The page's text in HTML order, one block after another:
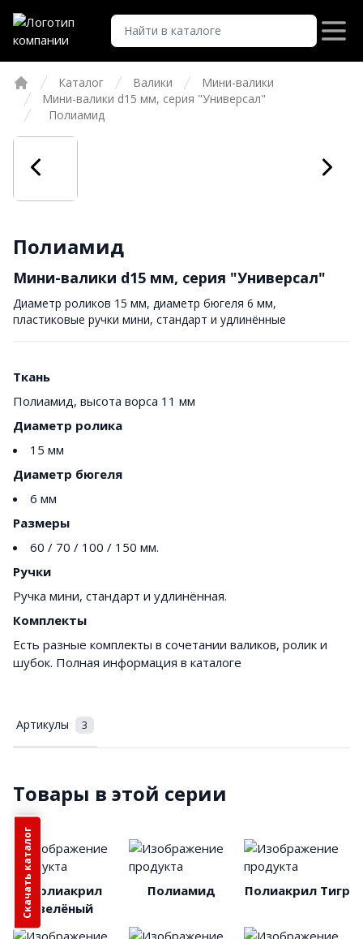
Главная
Каталог Валики
Мини-валики
Мини-валики d15 мм, серия "Универсал"
Полиамид
Полиамид
Мини-валики d15 мм, серия "Универсал"
Диаметр роликов 15 мм, диаметр бюгеля 6 мм,
пластиковые ручки мини, стандарт и удлинённые
Ткань
Полиамид, высота ворса 11 мм
Диаметр ролика
15 мм
Диаметр бюгеля
6 мм
Размеры
60 / 70 / 100 / 150 мм.
Ручки
Ручка мини, стандарт и удлинённая.
Комплекты
Есть разные комплекты в сочетании валиков, ролик и
шубок. Полная информация в каталоге
Артикулы 3
Товары в этой серии
Полиакрил
зелёный
Полиамид Полиакрил Тигр
Скачать каталог